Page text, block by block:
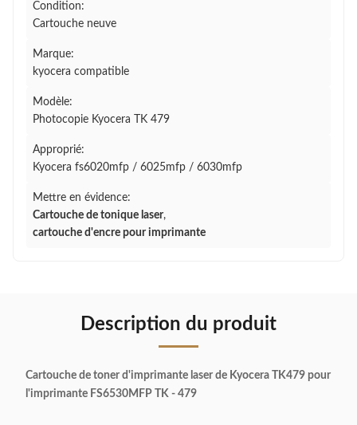
Condition:
Cartouche neuve
Marque:
kyocera compatible
Modèle:
Photocopie Kyocera TK 479
Approprié:
Kyocera fs6020mfp / 6025mfp / 6030mfp
Mettre en évidence:
Cartouche de tonique laser,
cartouche d'encre pour imprimante
Description du produit
Cartouche de toner d'imprimante laser de Kyocera TK479 pour
l'imprimante FS6530MFP TK - 479